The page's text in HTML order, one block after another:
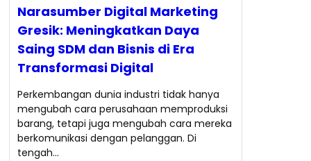
Narasumber Digital Marketing
Gresik: Meningkatkan Daya
Saing SDM dan Bisnis di Era
Transformasi Digital
Perkembangan dunia industri tidak hanya
mengubah cara perusahaan memproduksi
barang, tetapi juga mengubah cara mereka
berkomunikasi dengan pelanggan. Di
tengah…